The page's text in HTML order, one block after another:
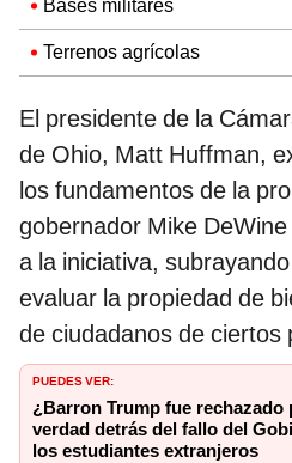
Bases militares
Terrenos agrícolas
El presidente de la
de Ohio, Matt Huffman,
los fundamentos de la
gobernador Mike
a la iniciativa,
evaluar la propiedad de
de ciudadanos de ciertos
PUEDES VER:
¿Barron Trump fue rechazado
verdad detrás del fallo del
los estudiantes extranjeros